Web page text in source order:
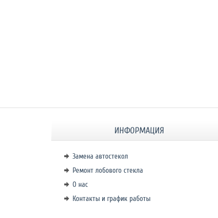
ИНФОРМАЦИЯ
Замена автостекол
Ремонт лобового стекла
О нас
Контакты и график работы